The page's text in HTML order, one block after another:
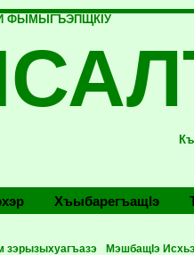
ФЫМЫГЪЭПЩКIУ
Хъыбарегъащlэ
зэрызыхуагъазэ МэшбащIэ